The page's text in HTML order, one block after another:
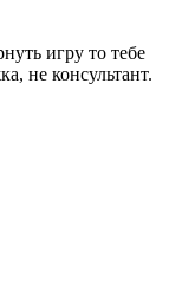
игру то тебе
не консультант.